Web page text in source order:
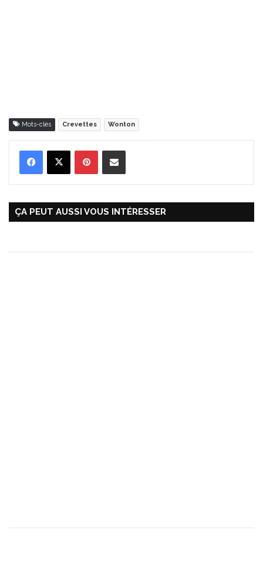
Mots-clés Crevettes Wonton
ÇA PEUT AUSSI VOUS INTÉRESSER